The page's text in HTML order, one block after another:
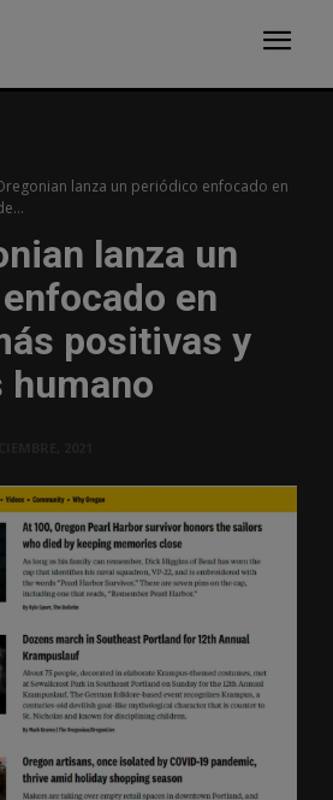
lanza un periódico enfocado en
lanza un
en
positivas y
humano